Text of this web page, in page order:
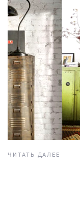
ЧИТАТЬ ДАЛЕЕ